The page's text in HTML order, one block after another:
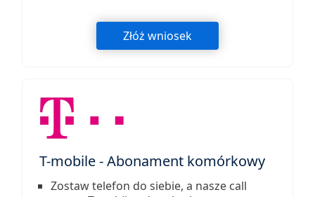
Złóż wniosek
T-mobile - Abonament komórkowy
Zostaw telefon do siebie, a nasze call